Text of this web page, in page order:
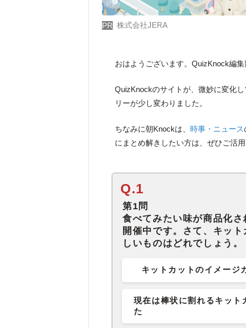
PR 株式会社JERA
おはようございます。QuizKnock編集
QuizKnockのサイトが、微妙に変化
リーが少し変わりました。
ちなみに朝Knockは、時事・ニュース
にまとめ解きしたい方は、ぜひご活用
Q.1
第1問
食べてみたい味が商品化
開催中です。さて、キッ
しいものはどれでしょう。
キットカットのイメージ
現在は棒状に割れるキット
た